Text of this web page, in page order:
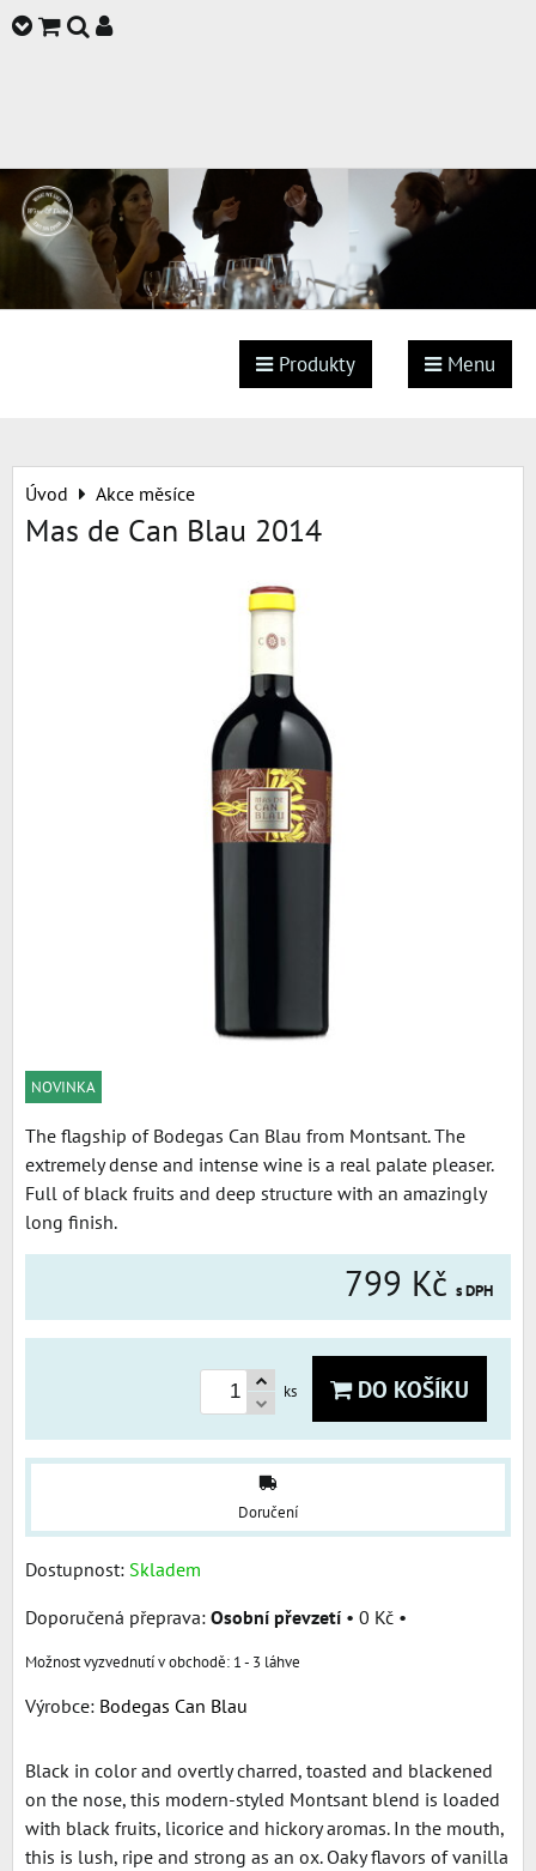
Produkty Menu
Úvod Akce měsíce
Mas de Can Blau 2014
NOVINKA
The flagship of Bodegas Can Blau from Montsant. The
extremely dense and intense wine is a real palate pleaser.
Full of black fruits and deep structure with an amazingly
long finish.
799 Kč s DPH
ks DO KOŠÍKU
Doručení
Dostupnost: Skladem
Osobní převzetí • 0 Kč •
1 - 3 láhve
Výrobce: Bodegas Can Blau
Black in color and overtly charred, toasted and blackened
on the nose, this modern-styled Montsant blend is loaded
with black fruits, licorice and hickory aromas. In the mouth,
this is lush, ripe and strong as an ox. Oaky flavors of vanilla